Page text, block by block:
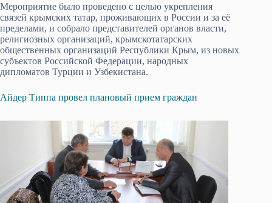
Мероприятие было проведено с целью укрепления
связей крымских татар, проживающих в России и за её
пределами, и собрало представителей органов власти,
религиозных организаций, крымскотатарских
общественных организаций Республики Крым, из новых
субъектов Российской Федерации, народных
дипломатов Турции и Узбекистана.
Айдер Типпа провел плановый прием граждан